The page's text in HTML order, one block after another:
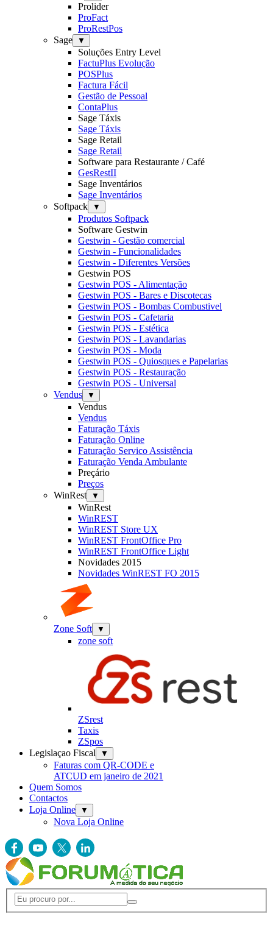
Prolider
ProFact
ProRestPos
Sage
▼
Soluções Entry Level
FactuPlus Evolução
POSPlus
Factura Fácil
Gestão de Pessoal
ContaPlus
Sage Táxis
Sage Táxis
Sage Retail
Sage Retail
Software para Restaurante / Café
GesRestII
Sage Inventários
Sage Inventários
Softpack
▼
Produtos Softpack
Software Gestwin
Gestwin - Gestão comercial
Gestwin - Funcionalidades
Gestwin - Diferentes Versões
Gestwin POS
Gestwin POS - Alimentação
Gestwin POS - Bares e Discotecas
Gestwin POS - Bombas Combustivel
Gestwin POS - Cafetaria
Gestwin POS - Estética
Gestwin POS - Lavandarias
Gestwin POS - Moda
Gestwin POS - Quiosques e Papelarias
Gestwin POS - Restauração
Gestwin POS - Universal
Vendus
▼
Vendus
Vendus
Faturação Táxis
Faturação Online
Faturação Servico Assistência
Faturação Venda Ambulante
Preçário
Preços
WinRest
▼
WinRest
WinREST
WinREST Store UX
WinREST FrontOffice Pro
WinREST FrontOffice Light
Novidades 2015
Novidades WinREST FO 2015
Zone Soft ▼
zone soft
ZSrest
Taxis
ZSpos
Legislaçao Fiscal
▼
Faturas com QR-CODE e
ATCUD em janeiro de 2021
Quem Somos
Contactos
Loja Online
▼
Nova Loja Online